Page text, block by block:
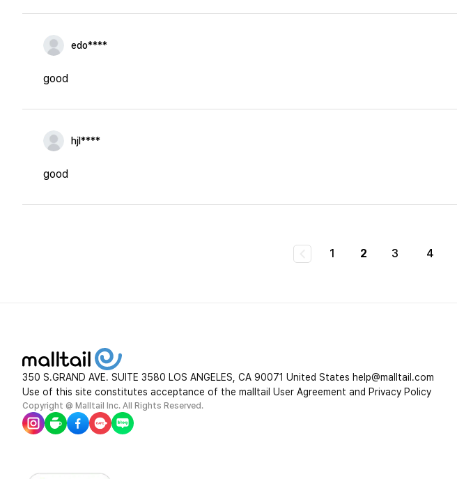
edo****
good
hjl****
good
1 2 3 4
350 S.GRAND AVE. SUITE 3580 LOS ANGELES, CA 90071 United States help@malltail.com
Use of this site constitutes acceptance of the malltail User Agreement and Privacy Policy
Copyright @ Malltail Inc. All Rights Reserved.